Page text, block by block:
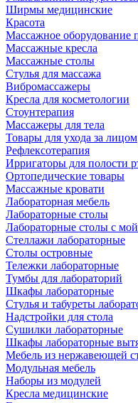
Ширмы медицинские
Красота
Массажное оборудование
Массажные кресла
Массажные столы
Стулья для массажа
Вибромассажеры
Кресла для косметологии
Стоунтерапия
Массажеры для тела
Товары для ухода за лицом
Рефлексотерапия
Ирригаторы для полости
Ортопедические товары
Массажные кровати
Лабораторная мебель
Лабораторные столы
Лабораторные столы с
Стеллажи лабораторные
Столы островные
Тележки лабораторные
Тумбы для лабораторий
Шкафы лабораторные
Стулья и табуреты
Надстройки для стола
Сушилки лабораторные
Шкафы лабораторные
Мебель из нержавеющей
Модульная мебель
Наборы из модулей
Кресла медицинские